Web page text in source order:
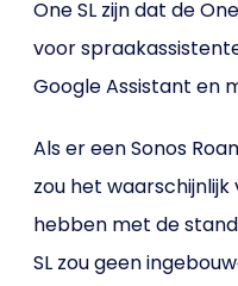
One SL zijn dat de
voor
Google Assistant en
Als er een Sonos
zou het
hebben met de
SL zou geen